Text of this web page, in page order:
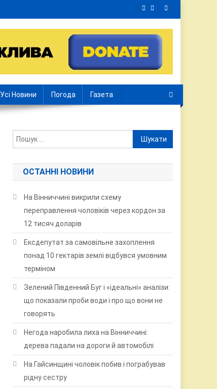
Усі Новини Погода Газета
Пошук:
ОСТАННІ НОВИНИ
На Вінниччині викрили схему
переправлення чоловіків через кордон за
12 тисяч доларів
Ексдепутат за самовільне захоплення
понад 10 гектарів землі відбувся умовним
терміном
Зелений Південний Буг і «ідеальні» аналізи:
що показали проби води і про що вони не
говорять
Негода наробила лиха на Вінниччині:
дерева падали на дороги й автомобілі
На Гайсинщині чоловік побив і пограбував
рідну сестру